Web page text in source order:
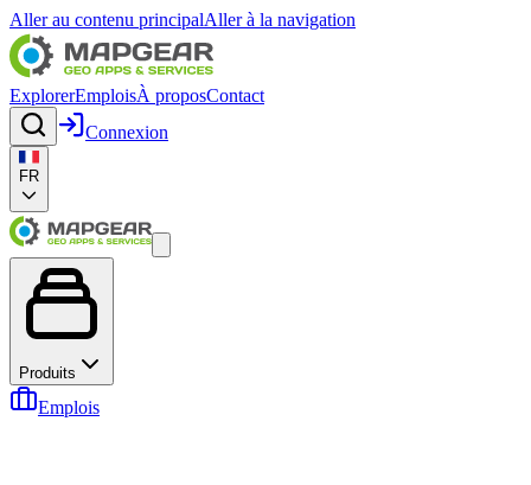
Aller au contenu principalAller à la navigation
ExplorerEmploisÀ proposContact
Connexion
FR
Produits
Emplois